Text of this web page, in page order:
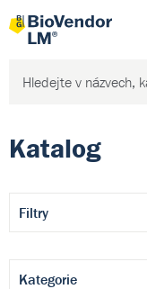
Katalog
Filtry
Kategorie